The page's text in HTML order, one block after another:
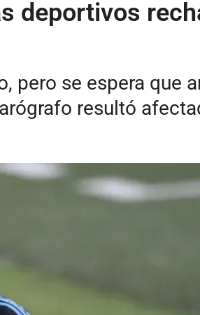
deportivos
pero se espera que
resultó